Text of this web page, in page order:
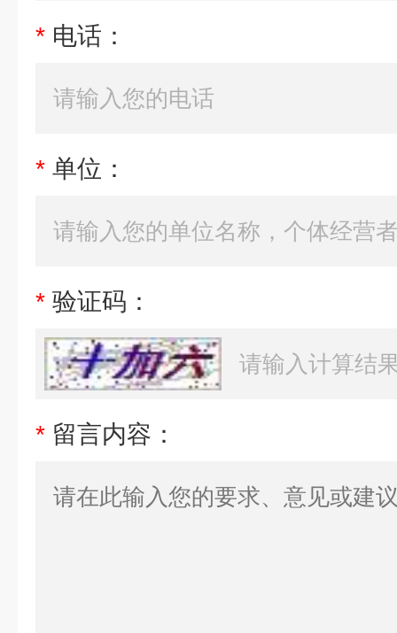
* 电话：
* 单位：
* 验证码：
* 留言内容：